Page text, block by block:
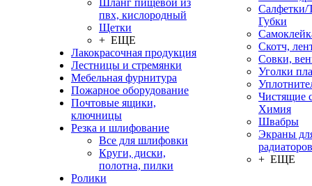
Шланг пищевой из
пвх, кислородный
Щетки
+ ЕЩЕ
Лакокрасочная продукция
Лестницы и стремянки
Мебельная фурнитура
Пожарное оборудование
Почтовые ящики,
ключницы
Резка и шлифование
Все для шлифовки
Круги, диски,
полотна, пилки
Ролики
Салфетки/
Губки
Скотч,
Совки,
Уголки
Чистящие
Химия
Швабры
Экраны
радиаторов
+ ЕЩЕ